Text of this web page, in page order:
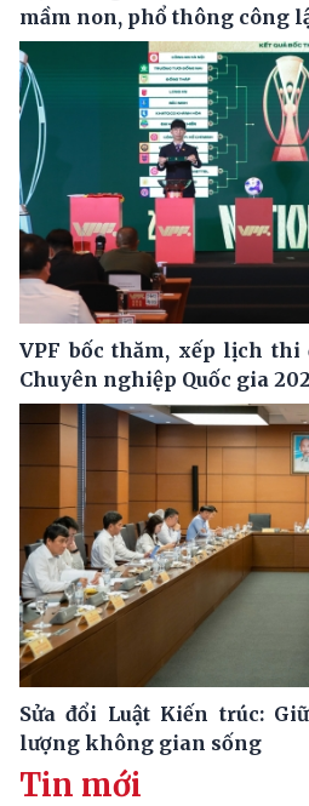
mầm non, phổ thông công
VPF bốc thăm, xếp lịch thi
Chuyên nghiệp Quốc gia
Sửa đổi Luật Kiến trúc:
lượng không gian sống
Tin mới